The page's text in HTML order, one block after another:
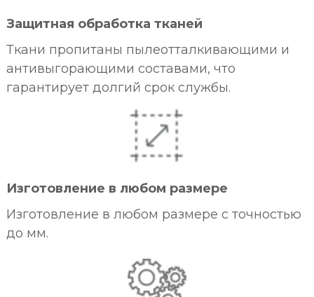
Защитная обработка тканей
Ткани пропитаны пылеотталкивающими и
антивыгорающими составами, что
гарантирует долгий срок службы.
Изготовление в любом размере
Изготовление в любом размере с точностью
до мм.